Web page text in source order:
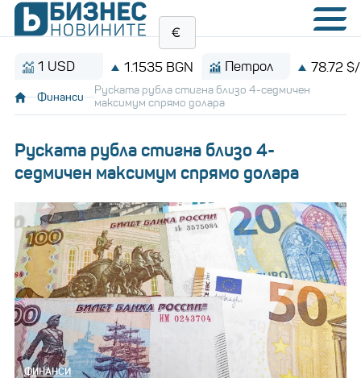
1 USD 1.1535 BGN Петрол 78.72 $/
Финанси
Руската рубла стигна близо 4-седмичен
максимум спрямо долара
Руската рубла стигна близо 4-
седмичен максимум спрямо долара
ФИНАНСИ